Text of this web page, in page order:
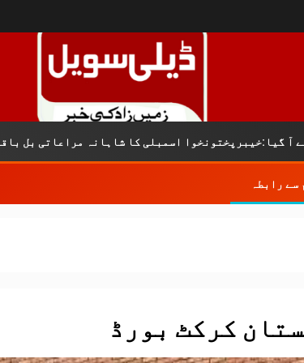
اسمبلی کا شاہانہ مراعاتی بل باقاعدہ قانون ہے
سے رابطہ
کرکٹ بورڈ